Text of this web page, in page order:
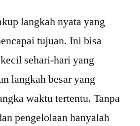
langkah nyata yang
tujuan. Ini bisa
sehari-hari yang
langkah besar yang
waktu tertentu. Tanpa
pengelolaan hanyalah